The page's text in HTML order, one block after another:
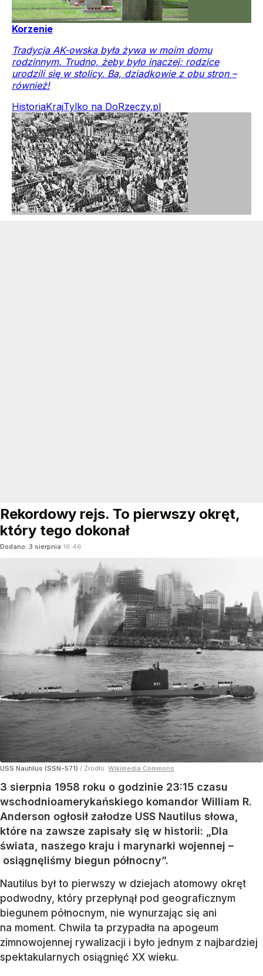
Korzenie
Tradycja AK-owska była żywa w moim domu
rodzinnym. Trudno, żeby było inaczej: rodzice
urodzili się w stolicy. Ba, dziadkowie z obu stron –
również!
HistoriaKrajTylko na DoRzeczy.pl
Rekordowy rejs. To pierwszy okręt,
który tego dokonał
Dodano: 3 sierpnia 16:46
USS Nautilus (SSN-571) / Źródło: Wikimedia Commons
3 sierpnia 1958 roku o godzinie 23:15 czasu
wschodnioamerykańskiego komandor William R.
Anderson ogłosił załodze USS Nautilus słowa,
które na zawsze zapisały się w historii: „Dla
świata, naszego kraju i marynarki wojennej –
osiągnęliśmy biegun północny”.
Nautilus był to pierwszy w dziejach atomowy okręt
podwodny, który przepłynął pod geograficznym
biegunem północnym, nie wynurzając się ani
na moment. Chwila ta przypadła na apogeum
zimnowojennej rywalizacji i było jednym z najbardziej
spektakularnych osiągnięć XX wieku.